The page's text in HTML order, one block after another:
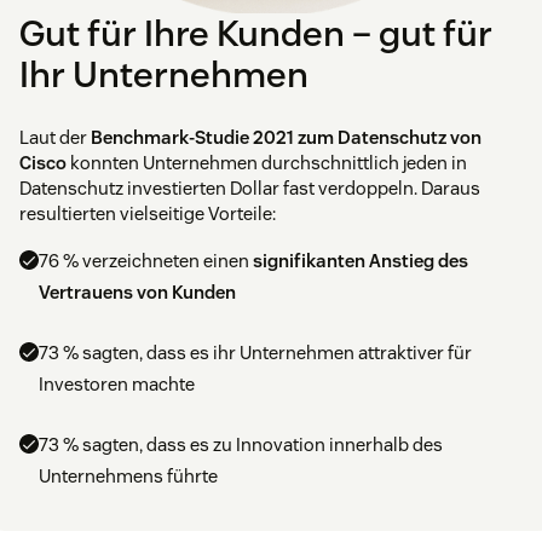
Gut für Ihre Kunden – gut für
Ihr Unternehmen
Laut der Benchmark-Studie 2021 zum Datenschutz von
Cisco konnten Unternehmen durchschnittlich jeden in
Datenschutz investierten Dollar fast verdoppeln. Daraus
resultierten vielseitige Vorteile:
76 % verzeichneten einen signifikanten Anstieg des
Vertrauens von Kunden
73 % sagten, dass es ihr Unternehmen attraktiver für
Investoren machte
73 % sagten, dass es zu Innovation innerhalb des
Unternehmens führte